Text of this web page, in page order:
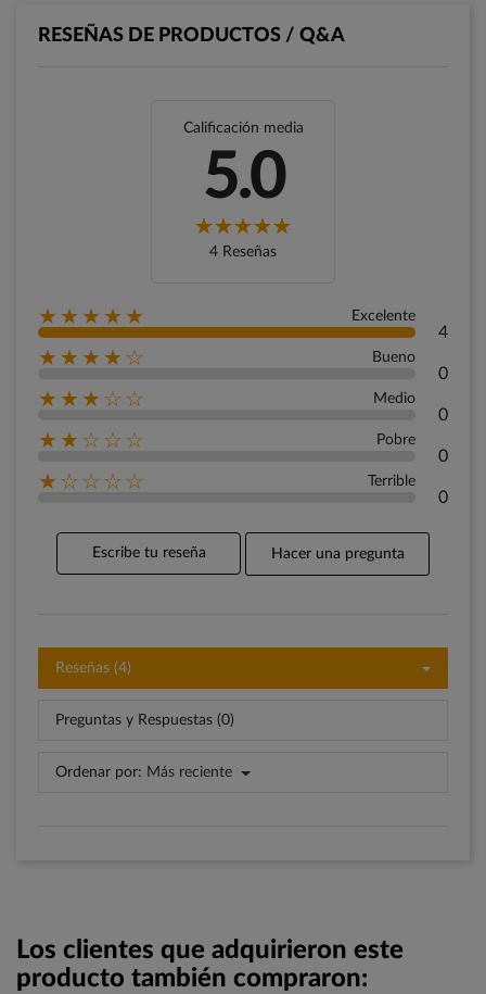
RESEÑAS DE PRODUCTOS / Q&A
Calificación media
5.0
4 Reseñas
★★★★★ Excelente
4
★★★★☆ Bueno
0
★★★☆☆ Medio
0
★★☆☆☆ Pobre
0
★☆☆☆☆ Terrible
0
Escribe tu reseña Hacer una pregunta
Reseñas (4)
Preguntas y Respuestas (0)
Ordenar por: Más reciente
Los clientes que adquirieron este
producto también compraron: